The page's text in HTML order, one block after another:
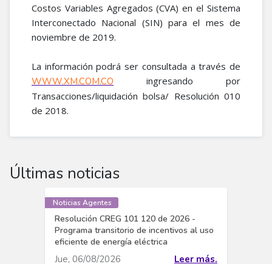
Costos Variables Agregados (CVA) en el Sistema
Interconectado Nacional (SIN) para el mes de
noviembre de 2019.
La información podrá ser consultada a través de
WWW.XM.COM.CO ingresando por
Transacciones/liquidación bolsa/ Resolución 010
de 2018.​
Últimas noticias
Noticias Agentes
Resolución CREG 101 120 de 2026 -
Programa transitorio de incentivos al uso
eficiente de energía eléctrica
Jue, 06/08/2026 Leer más.